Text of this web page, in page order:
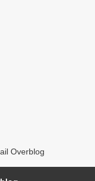
Overblog